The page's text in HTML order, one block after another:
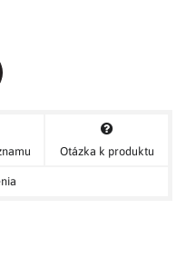
Otázka k produktu